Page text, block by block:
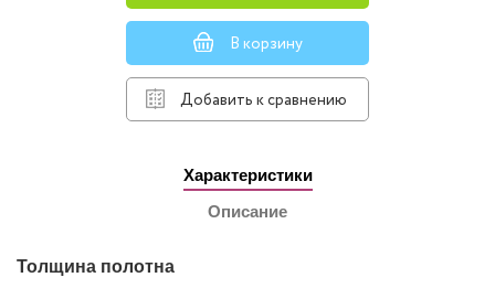
В корзину
Добавить к сравнению
Характеристики
Описание
Толщина полотна